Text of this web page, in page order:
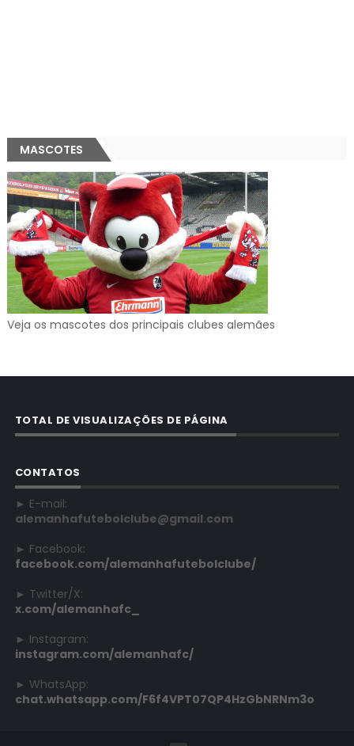
MASCOTES
Veja os mascotes dos principais clubes alemães
TOTAL DE VISUALIZAÇÕES DE PÁGINA
CONTATOS
► E-mail:
alemanhafutebolclube@gmail.com
► Facebook:
facebook.com/alemanhafutebolclube/
► Twitter/X:
x.com/alemanhafc_
► Instagram:
instagram.com/alemanhafc/
► WhatsApp:
chat.whatsapp.com/F6f4VPT07QP4HzGbNRNm3o